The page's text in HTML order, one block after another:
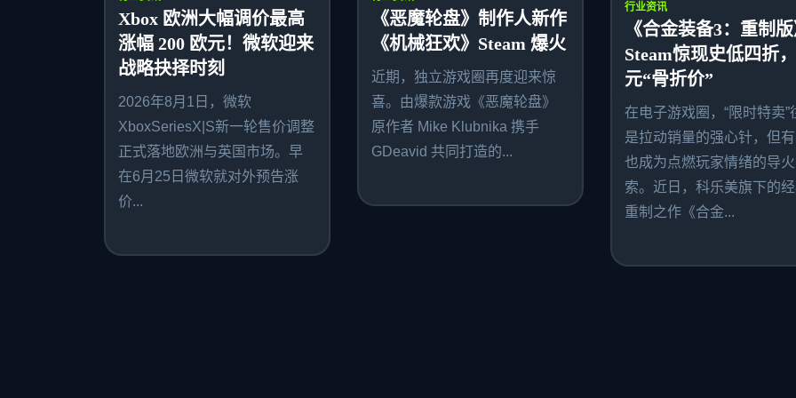
Xbox 欧洲大幅调价最高
涨幅 200 欧元！微软迎来
战略抉择时刻
2026年8月1日，微软
XboxSeriesX|S新一轮售价调整
正式落地欧洲与英国市场。早
在6月25日微软就对外预告涨
价...
《恶魔轮盘》制作人新作
《机械狂欢》Steam 爆火
近期，独立游戏圈再度迎来惊
喜。由爆款游戏《恶魔轮盘》
原作者 Mike Klubnika 携手
GDeavid 共同打造的...
行业资讯
《合金装备3：重制版
Steam惊现史低四折
元“骨折价”
在电子游戏圈，“限时特卖”
是拉动销量的强心针，但
也成为点燃玩家情绪的导火
索。近日，科乐美旗下的
重制之作《合金...